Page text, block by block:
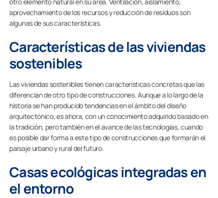
aprovechamiento de los recursos y reducción de residuos son
algunas de sus características.
Características de las viviendas
sostenibles
Las viviendas sostenibles tienen características concretas que las
diferencian de otro tipo de construcciones. Aunque a lo largo de la
historia se han producido tendencias en el ámbito del diseño
arquitectónico, es ahora, con un conocimiento adquirido basado en
la tradición, pero también en el avance de las tecnologías, cuando
es posible dar forma a este tipo de construcciones que formarán el
paisaje urbano y rural del futuro.
Casas ecológicas integradas en
el entorno